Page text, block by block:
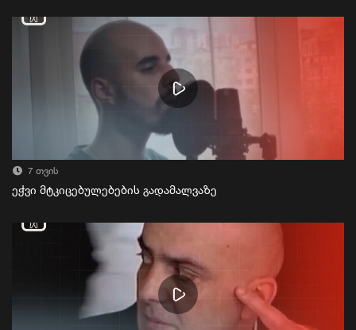
7 თვის
ეჭვი მტკიცებულებების გადამალვაზე